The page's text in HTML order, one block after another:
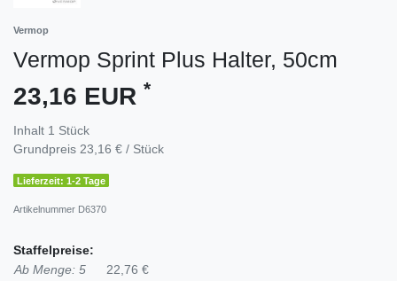
Vermop
Vermop Sprint Plus Halter, 50cm
23,16 EUR *
Inhalt 1 Stück
Grundpreis 23,16 € / Stück
Lieferzeit: 1-2 Tage
Artikelnummer D6370
Staffelpreise:
Ab Menge: 5
22,76 €